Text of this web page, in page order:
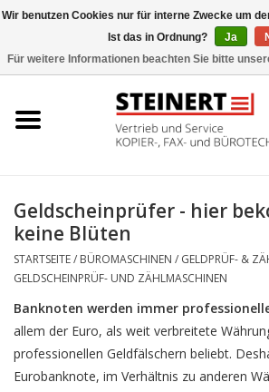
Büromaschinen- Service
Toner
Geldscheinprüfer - hier
keine Blüten
STARTSEITE/ BÜROMASCHINEN / GELDPRÜF- &
GELDSCHEINPRÜF- UND ZÄHLMASCHINEN
Banknoten werden immer
allem der Euro, als weit verbreitete
professionellen Geldfälschern beliebt.
Eurobanknote, im Verhältnis zu anderen
Wir benutzen Cookies nur für interne Zwecke um
Ist das in Ordnung?
Ja
Für weitere Informationen beachten Sie bitte